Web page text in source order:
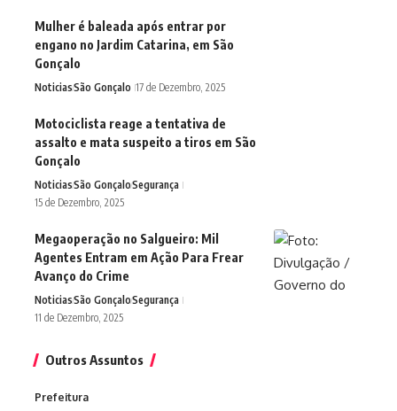
Mulher é baleada após entrar por
engano no Jardim Catarina, em São
Gonçalo
NoticiasSão Gonçalo 17 de Dezembro, 2025
Motociclista reage a tentativa de
assalto e mata suspeito a tiros em São
Gonçalo
NoticiasSão GonçaloSegurança
15 de Dezembro, 2025
Megaoperação no Salgueiro: Mil
Agentes Entram em Ação Para Frear
Avanço do Crime
NoticiasSão GonçaloSegurança
11 de Dezembro, 2025
Outros Assuntos
Prefeitura